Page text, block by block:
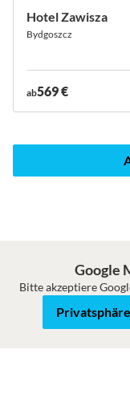
Hotel Zawisza
Bydgoszcz
ab569 €
Karte
Google
Bitte akzeptiere